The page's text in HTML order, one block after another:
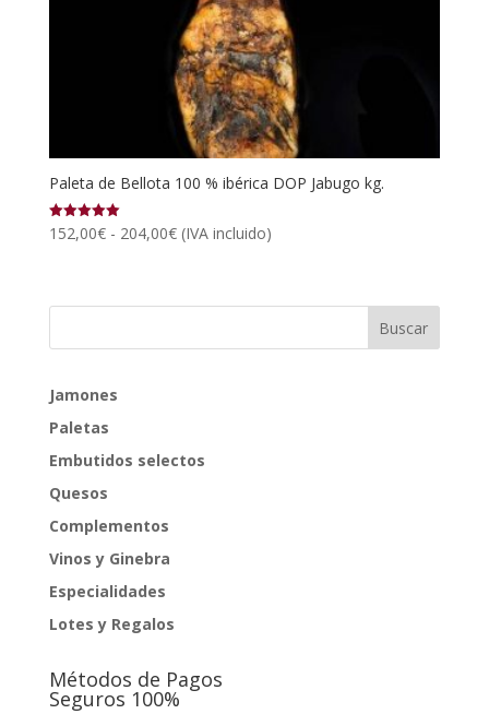
Paleta de Bellota 100 % ibérica DOP Jabugo kg.
Valorado
con
152,00€ - 204,00€Rango
desde
(IVA incluido)
Jamones
Paletas
Embutidos selectos
Quesos
Complementos
Vinos y Ginebra
Especialidades
Lotes y Regalos
Métodos de Pagos
Seguros 100%